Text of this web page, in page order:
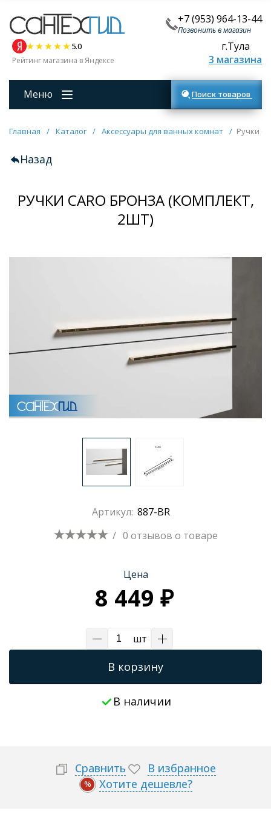
+7 (953) 964-13-44
Позвонить в магазин
5.0
Рейтинг магазина в Яндексе
г.Тула
3 магазина
Меню Поиск товаров
Главная / Каталог / Аксессуары для ванных комнат / Ручки
Назад
РУЧКИ CARO БРОНЗА (КОМПЛЕКТ,
2ШТ)
Артикул: 887-BR
/ 0 отзывов о товаре
Цена
8 449 ₽
шт
В корзину
В наличии
Сравнить В избранное
% Хотите дешевле?